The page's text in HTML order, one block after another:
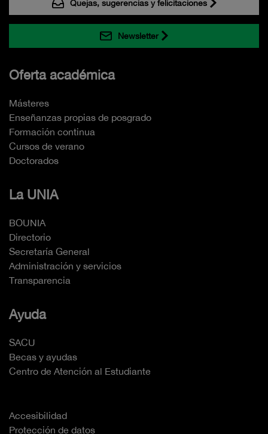
Quejas, sugerencias y felicitaciones
Newsletter
Oferta académica
Másteres
Enseñanzas propias de posgrado
Formación continua
Cursos de verano
Doctorados
La UNIA
BOUNIA
Directorio
Secretaría General
Administración y servicios
Transparencia
Ayuda
SACU
Becas y ayudas
Centro de Atención al Estudiante
Accesibilidad
Protección de datos